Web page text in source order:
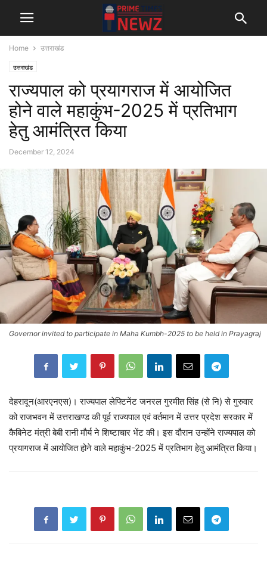
Home उत्तराखंड
उत्तराखंड
राज्यपाल को प्रयागराज में आयोजित
होने वाले महाकुंभ-2025 में प्रतिभाग
हेतु आमंत्रित किया
December 12, 2024
Governor invited to participate in Maha Kumbh-2025 to be held in Prayagraj
देहरादून(आरएनएस)। राज्यपाल लेफ्टिनेंट जनरल गुरमीत सिंह (से नि) से गुरुवार
को राजभवन में उत्तराखण्ड की पूर्व राज्यपाल एवं वर्तमान में उत्तर प्रदेश सरकार में
कैबिनेट मंत्री बेबी रानी मौर्य ने शिष्टाचार भेंट की। इस दौरान उन्होंने राज्यपाल को
प्रयागराज में आयोजित होने वाले महाकुंभ-2025 में प्रतिभाग हेतु आमंत्रित किया।